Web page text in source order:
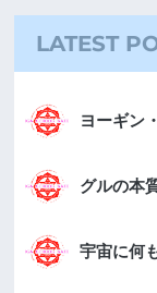
LATEST
ヨーギン
グルの本
宇宙に何